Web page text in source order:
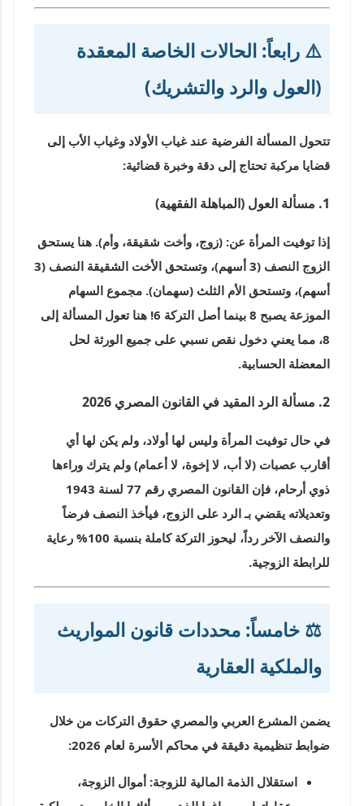
⚠️ رابعاً: الحالات الخاصة المعقدة
(العول والرد والتشريك)
تتحول المسألة الفرضية عند غياب الأولاد وغياب الأب إلى
قضايا مركبة تحتاج إلى دقة وخبرة قضائية:
1. مسألة العول (المباهلة الفقهية)
إذا توفيت المرأة عن: (زوج، وأخت شقيقة، وأم). هنا يستحق
الزوج النصف (3 أسهم)، وتستحق الأخت الشقيقة النصف (3
أسهم)، وتستحق الأم الثلث (سهمان). مجموع السهام
الموزعة يصبح 8 بينما أصل التركة 6! هنا تعول المسألة إلى
8، مما يعني دخول نقص نسبي على جميع الورثة لحل
المعضلة الحسابية.
2. مسألة الرد المقيد في القانون المصري 2026
في حال توفيت المرأة وليس لها أولاد، ولم يكن لها أي
أقارب عصبات (لا أب، لا إخوة، لا أعمام) ولم يترك وراءها
ذوي أرحام، فإن القانون المصري رقم 77 لسنة 1943
وتعديلاته يقضي بـالرد على الزوج، فيأخذ النصف فرضاً
والنصف الآخر رداً، ليحوز التركة كاملة بنسبة 100% رعاية
للرابطة الزوجية.
⚖️ خامساً: محددات قانون المواريث
والملكية العقارية
يضمن المشرع العربي والمصري حقوق التركات من خلال
ضوابط تنظيمية دقيقة في محاكم الأسرة لعام 2026:
استقلال الذمة المالية للزوجة: أموال الزوجة،